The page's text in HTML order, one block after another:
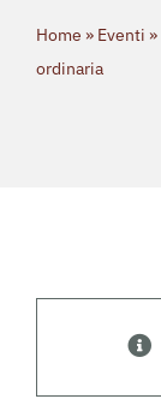
Home » Eventi »
ordinaria